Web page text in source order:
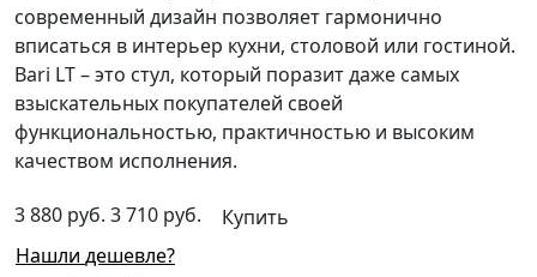
современный дизайн позволяет гармонично
вписаться в интерьер кухни, столовой или гостиной.
Bari LT – это стул, который поразит даже самых
взыскательных покупателей своей
функциональностью, практичностью и высоким
качеством исполнения.
3 880 руб. 3 710 руб.
Купить
Нашли дешевле?